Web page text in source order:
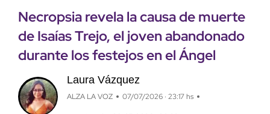
Necropsia revela la causa de muerte
de Isaías Trejo, el joven abandonado
durante los festejos en el Ángel
Laura Vázquez
ALZA LA VOZ 07/07/2026 · 23:17 hs